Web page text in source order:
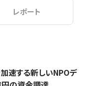
レポート
速する新しいNPOデ